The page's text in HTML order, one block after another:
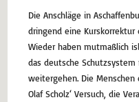
Die Anschläge in
dringend eine
Wieder haben mutmaßlich
das deutsche
weitergehen. Die
Olaf Scholz‘ Versuch, die